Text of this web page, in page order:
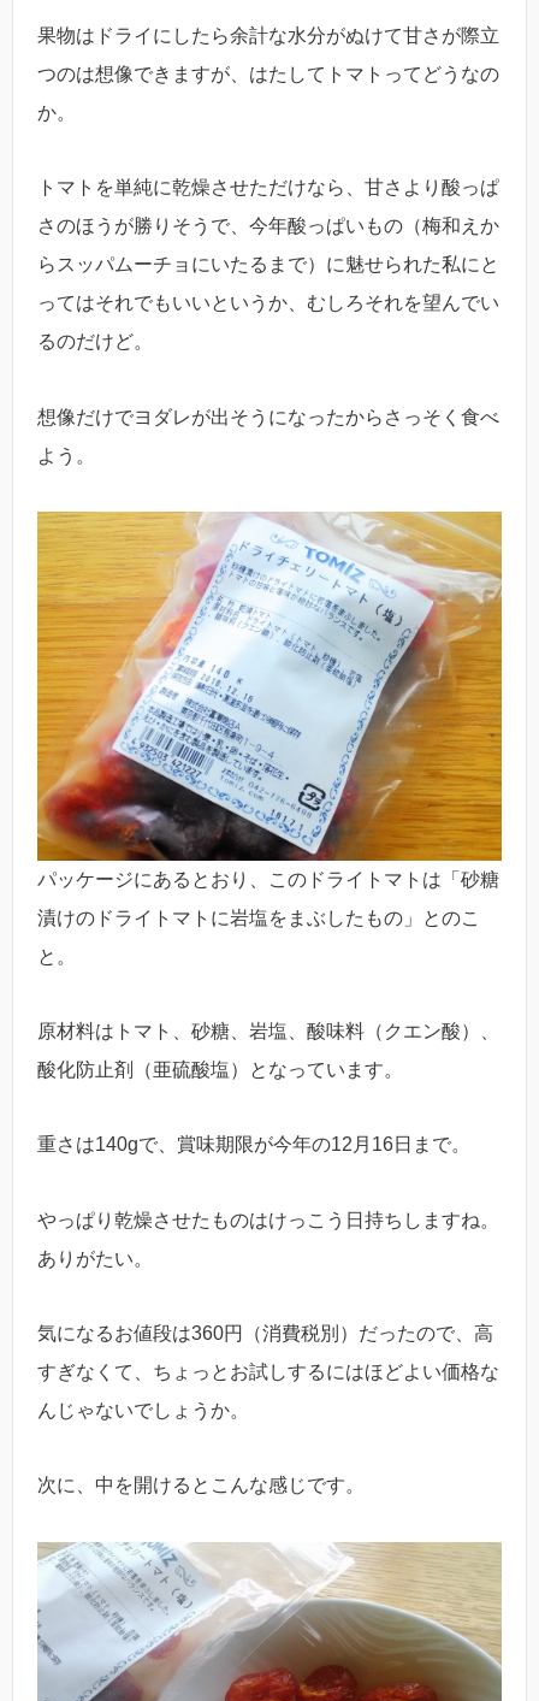
果物はドライにしたら余計な水分がぬけて甘さが際立
つのは想像できますが、はたしてトマトってどうなの
か。
トマトを単純に乾燥させただけなら、甘さより酸っぱ
さのほうが勝りそうで、今年酸っぱいもの（梅和えか
らスッパムーチョにいたるまで）に魅せられた私にと
ってはそれでもいいというか、むしろそれを望んでい
るのだけど。
想像だけでヨダレが出そうになったからさっそく食べ
よう。
パッケージにあるとおり、このドライトマトは「砂糖
漬けのドライトマトに岩塩をまぶしたもの」とのこ
と。
原材料はトマト、砂糖、岩塩、酸味料（クエン酸）、
酸化防止剤（亜硫酸塩）となっています。
重さは140gで、賞味期限が今年の12月16日まで。
やっぱり乾燥させたものはけっこう日持ちしますね。
ありがたい。
気になるお値段は360円（消費税別）だったので、高
すぎなくて、ちょっとお試しするにはほどよい価格な
んじゃないでしょうか。
次に、中を開けるとこんな感じです。